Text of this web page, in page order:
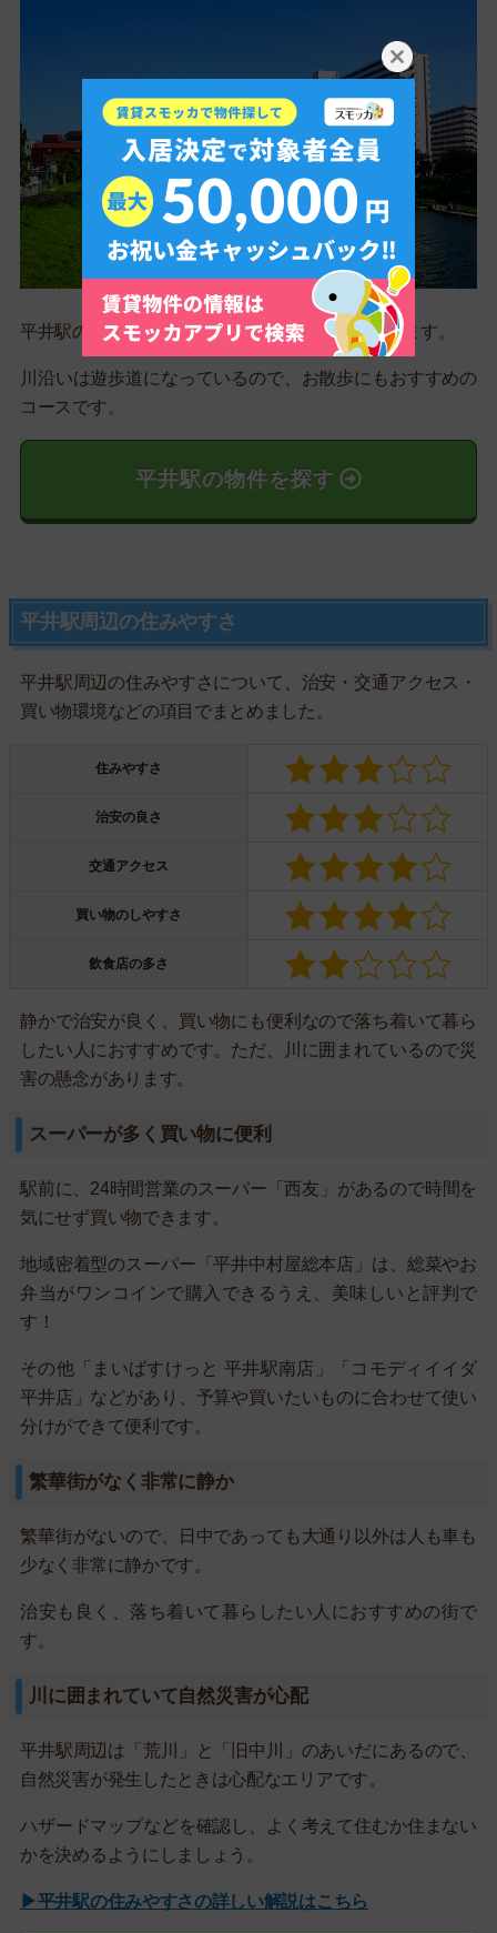
平井駅の南側には「旧中川」という川が流れています。
川沿いは遊歩道になっているので、お散歩にもおすすめの
コースです。
平井駅の物件を探す
平井駅周辺の住みやすさ
平井駅周辺の住みやすさについて、治安・交通アクセス・
買い物環境などの項目でまとめました。
住みやすさ
治安の良さ
交通アクセス
買い物のしやすさ
飲食店の多さ
静かで治安が良く、買い物にも便利なので落ち着いて暮ら
したい人におすすめです。ただ、川に囲まれているので災
害の懸念があります。
スーパーが多く買い物に便利
駅前に、24時間営業のスーパー「西友」があるので時間を
気にせず買い物できます。
地域密着型のスーパー「平井中村屋総本店」は、総菜やお
弁当がワンコインで購入できるうえ、美味しいと評判で
す！
その他「まいばすけっと 平井駅南店」「コモディイイダ
平井店」などがあり、予算や買いたいものに合わせて使い
分けができて便利です。
繁華街がなく非常に静か
繁華街がないので、日中であっても大通り以外は人も車も
少なく非常に静かです。
治安も良く、落ち着いて暮らしたい人におすすめの街で
す。
川に囲まれていて自然災害が心配
平井駅周辺は「荒川」と「旧中川」のあいだにあるので、
自然災害が発生したときは心配なエリアです。
ハザードマップなどを確認し、よく考えて住むか住まない
かを決めるようにしましょう。
▶平井駅の住みやすさの詳しい解説はこちら